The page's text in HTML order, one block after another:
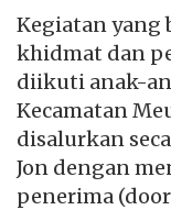
Kegiatan yang
khidmat dan
diikuti anak-
Kecamatan
disalurkan
Jon dengan
penerima